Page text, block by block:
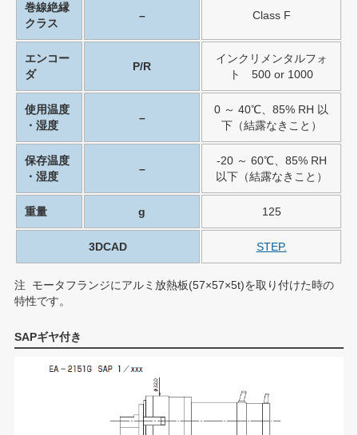
巻線絶縁
クラス
– Class F
エンコー
ダ
P/R
インクリメンタルフォ
ト 500 or 1000
使用温度
・湿度
–
0 ～ 40℃、85% RH 以
下（結露なきこと）
保存温度
・湿度
–
-20 ～ 60℃、85% RH
以下（結露なきこと）
重量 g 125
3DCAD STEP.
注 モータフランジにアルミ放熱板(57×57×5t)を取り付けた時の
特性です。
SAPギヤ付き